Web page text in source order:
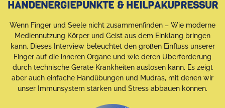
HANDENERGIEPUNKTE & HEILPAKUPRESSUR
Wenn Finger und Seele nicht zusammenfinden – Wie moderne
Mediennutzung Körper und Geist aus dem Einklang bringen
kann. Dieses Interview beleuchtet den großen Einfluss unserer
Finger auf die inneren Organe und wie deren Überforderung
durch technische Geräte Krankheiten auslösen kann. Es zeigt
aber auch einfache Handübungen und Mudras, mit denen wir
unser Immunsystem stärken und Stress abbauen können.